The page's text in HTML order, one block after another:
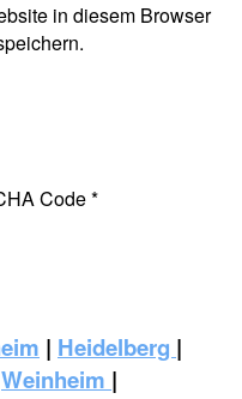
in diesem Browser
Code*
| Heidelberg |
Weinheim |